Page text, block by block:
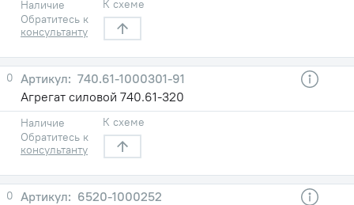
Наличие
Обратитесь к
консультанту
К схеме
0
740.61-1000301-91
Агрегат силовой 740.61-320
Наличие
Обратитесь к
консультанту
К схеме
0
6520-1000252